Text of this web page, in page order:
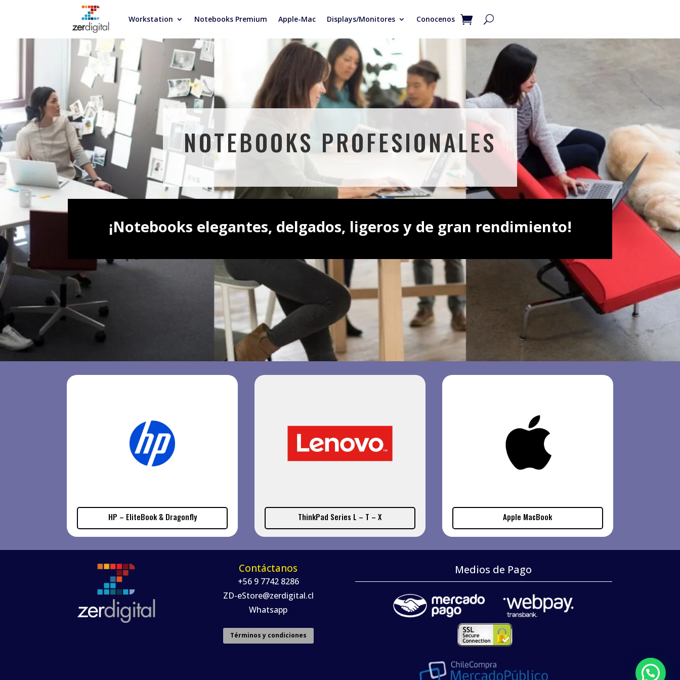
Workstation Notebooks Premium Apple-Mac Displays/Monitores Conocenos
NOTEBOOKS PROFESIONALES
¡Notebooks elegantes, delgados, ligeros y de gran rendimiento!
HP – EliteBook & Dragonfly ThinkPad Series L – T – X Apple MacBook
Contáctanos
+56 9 7742 8286
ZD-eStore@zerdigital.cl
Whatsapp
Términos y condiciones
Medios de Pago